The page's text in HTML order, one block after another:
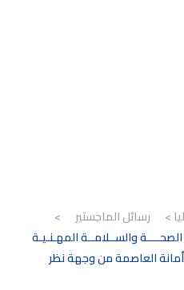
> رسائل الماجستير
>
والســلامــة المهـنـيـة
العاصمة من وجهة نظر